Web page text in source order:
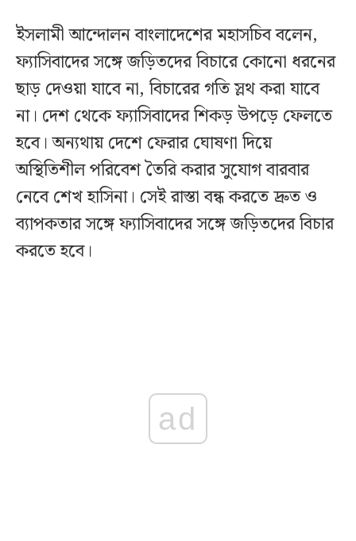
ইসলামী আন্দোলন বাংলাদেশের মহাসচিব বলেন,
ফ্যাসিবাদের সঙ্গে জড়িতদের বিচারে কোনো ধরনের
ছাড় দেওয়া যাবে না, বিচারের গতি স্লথ করা যাবে
না। দেশ থেকে ফ্যাসিবাদের শিকড় উপড়ে ফেলতে
হবে। অন্যথায় দেশে ফেরার ঘোষণা দিয়ে
অস্থিতিশীল পরিবেশ তৈরি করার সুযোগ বারবার
নেবে শেখ হাসিনা। সেই রাস্তা বন্ধ করতে দ্রুত ও
ব্যাপকতার সঙ্গে ফ্যাসিবাদের সঙ্গে জড়িতদের বিচার
করতে হবে।
ad